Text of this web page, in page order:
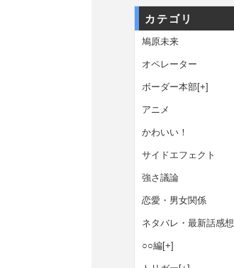
カテゴリ
鳩原未来
オペレーター
ボーダー本部[+]
アニメ
かわいい！
サイドエフェクト
強さ議論
恋愛・男女関係
ネタバレ・最新話感想
○○編[+]